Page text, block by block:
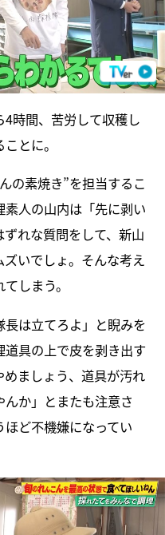
時間、苦労して収穫し
とに。
の素焼き”を担当するこ
人の山内は「先に剥い
れな質問をして、新山
いでしょ。そんな考え
しまう。
は立てろよ」と睨みを
具の上で皮を剥き出す
ましょう、道具が汚れ
か」とまたも注意さ
ど不機嫌になってい